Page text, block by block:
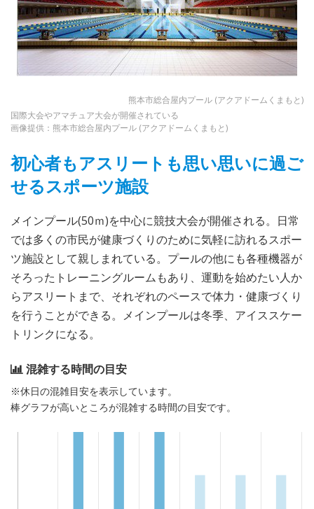
熊本市総合屋内プール (アクアドームくまもと)
国際大会やアマチュア大会が開催されている
画像提供：熊本市総合屋内プール (アクアドームくまもと)
初心者もアスリートも思い思いに過ご
せるスポーツ施設
メインプール(50ｍ)を中心に競技大会が開催される。日常
では多くの市民が健康づくりのために気軽に訪れるスポー
ツ施設として親しまれている。プールの他にも各種機器が
そろったトレーニングルームもあり、運動を始めたい人か
らアスリートまで、それぞれのペースで体力・健康づくり
を行うことができる。メインプールは冬季、アイススケー
トリンクになる。
混雑する時間の目安
※休日の混雑目安を表示しています。
棒グラフが高いところが混雑する時間の目安です。